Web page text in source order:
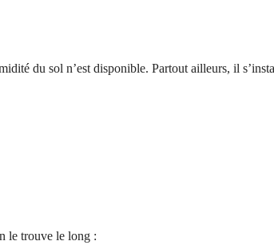
du sol n’est disponible. Partout ailleurs, il
le trouve le long :